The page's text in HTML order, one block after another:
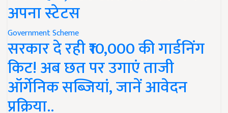
अपना स्टेटस
Government Scheme
सरकार दे रही ₹10,000 की गार्डनिंग
किट! अब छत पर उगाएं ताजी
ऑर्गेनिक सब्जियां, जानें आवेदन
प्रक्रिया..